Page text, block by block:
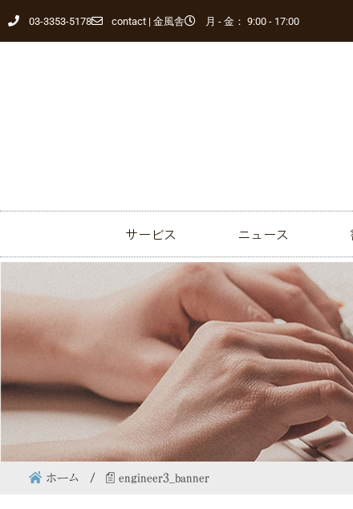
03-3353-5178 contact | 金風舎 月 - 金： 9:00 - 17:00
サービス ニュース
ホーム engineer3_banner